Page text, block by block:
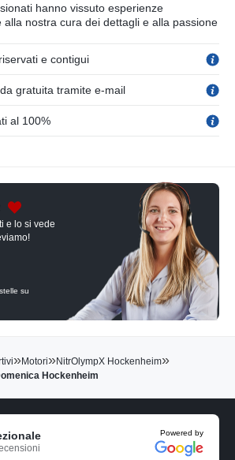
hanno vissuto esperienze
alla nostra cura dei dettagli e alla passione
e contigui
gratuita tramite e-mail
al 100%
e lo si vede
stelle su
»Motori»NitrOlympX Hockenheim»
Hockenheim
Powered by